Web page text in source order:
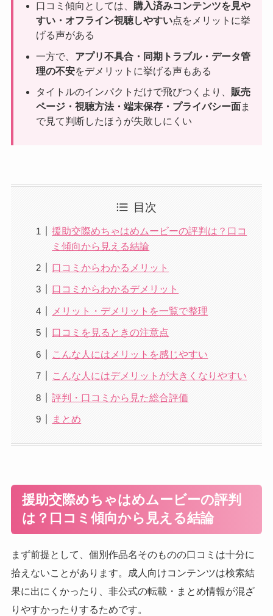
口コミ傾向としては、 購入済みコンテンツを見や
すい・オフライン視聴しやすい点をメリットに挙
げる声がある
一方で、 アプリ不具合・同期トラブル・データ管
理の不安をデメリットに挙げる声もある
タイトルのインパクトだけで飛びつくより、 販売
ページ・視聴方法・端末保存・プライバシー面ま
で見て判断したほうが失敗しにくい
目次
援助交際めちゃはめムービーの評判は？口コ
ミ傾向から見える結論
口コミからわかるメリット
口コミからわかるデメリット
メリット・デメリットを一覧で整理
口コミを見るときの注意点
こんな人にはメリットを感じやすい
こんな人にはデメリットが大きくなりやすい
評判・口コミから見た総合評価
まとめ
援助交際めちゃはめムービーの評判
は？口コミ傾向から見える結論
まず前提として、個別作品名そのものの口コミは十分に
拾えないことがあります。成人向けコンテンツは検索結
果に出にくかったり、非公式の転載・まとめ情報が混ざ
りやすかったりするためです。